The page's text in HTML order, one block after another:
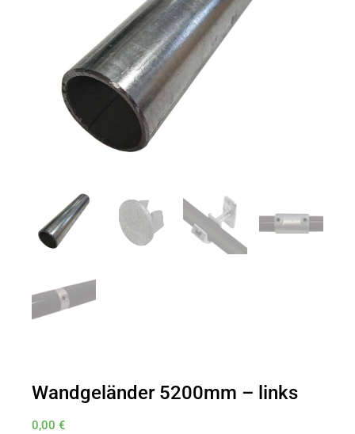
Wandgeländer 5200mm – links
0,00 €